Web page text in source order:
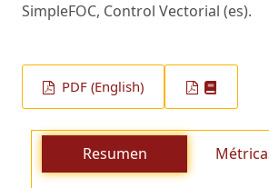
SimpleFOC, Control Vectorial (es).
PDF (English)
Resumen